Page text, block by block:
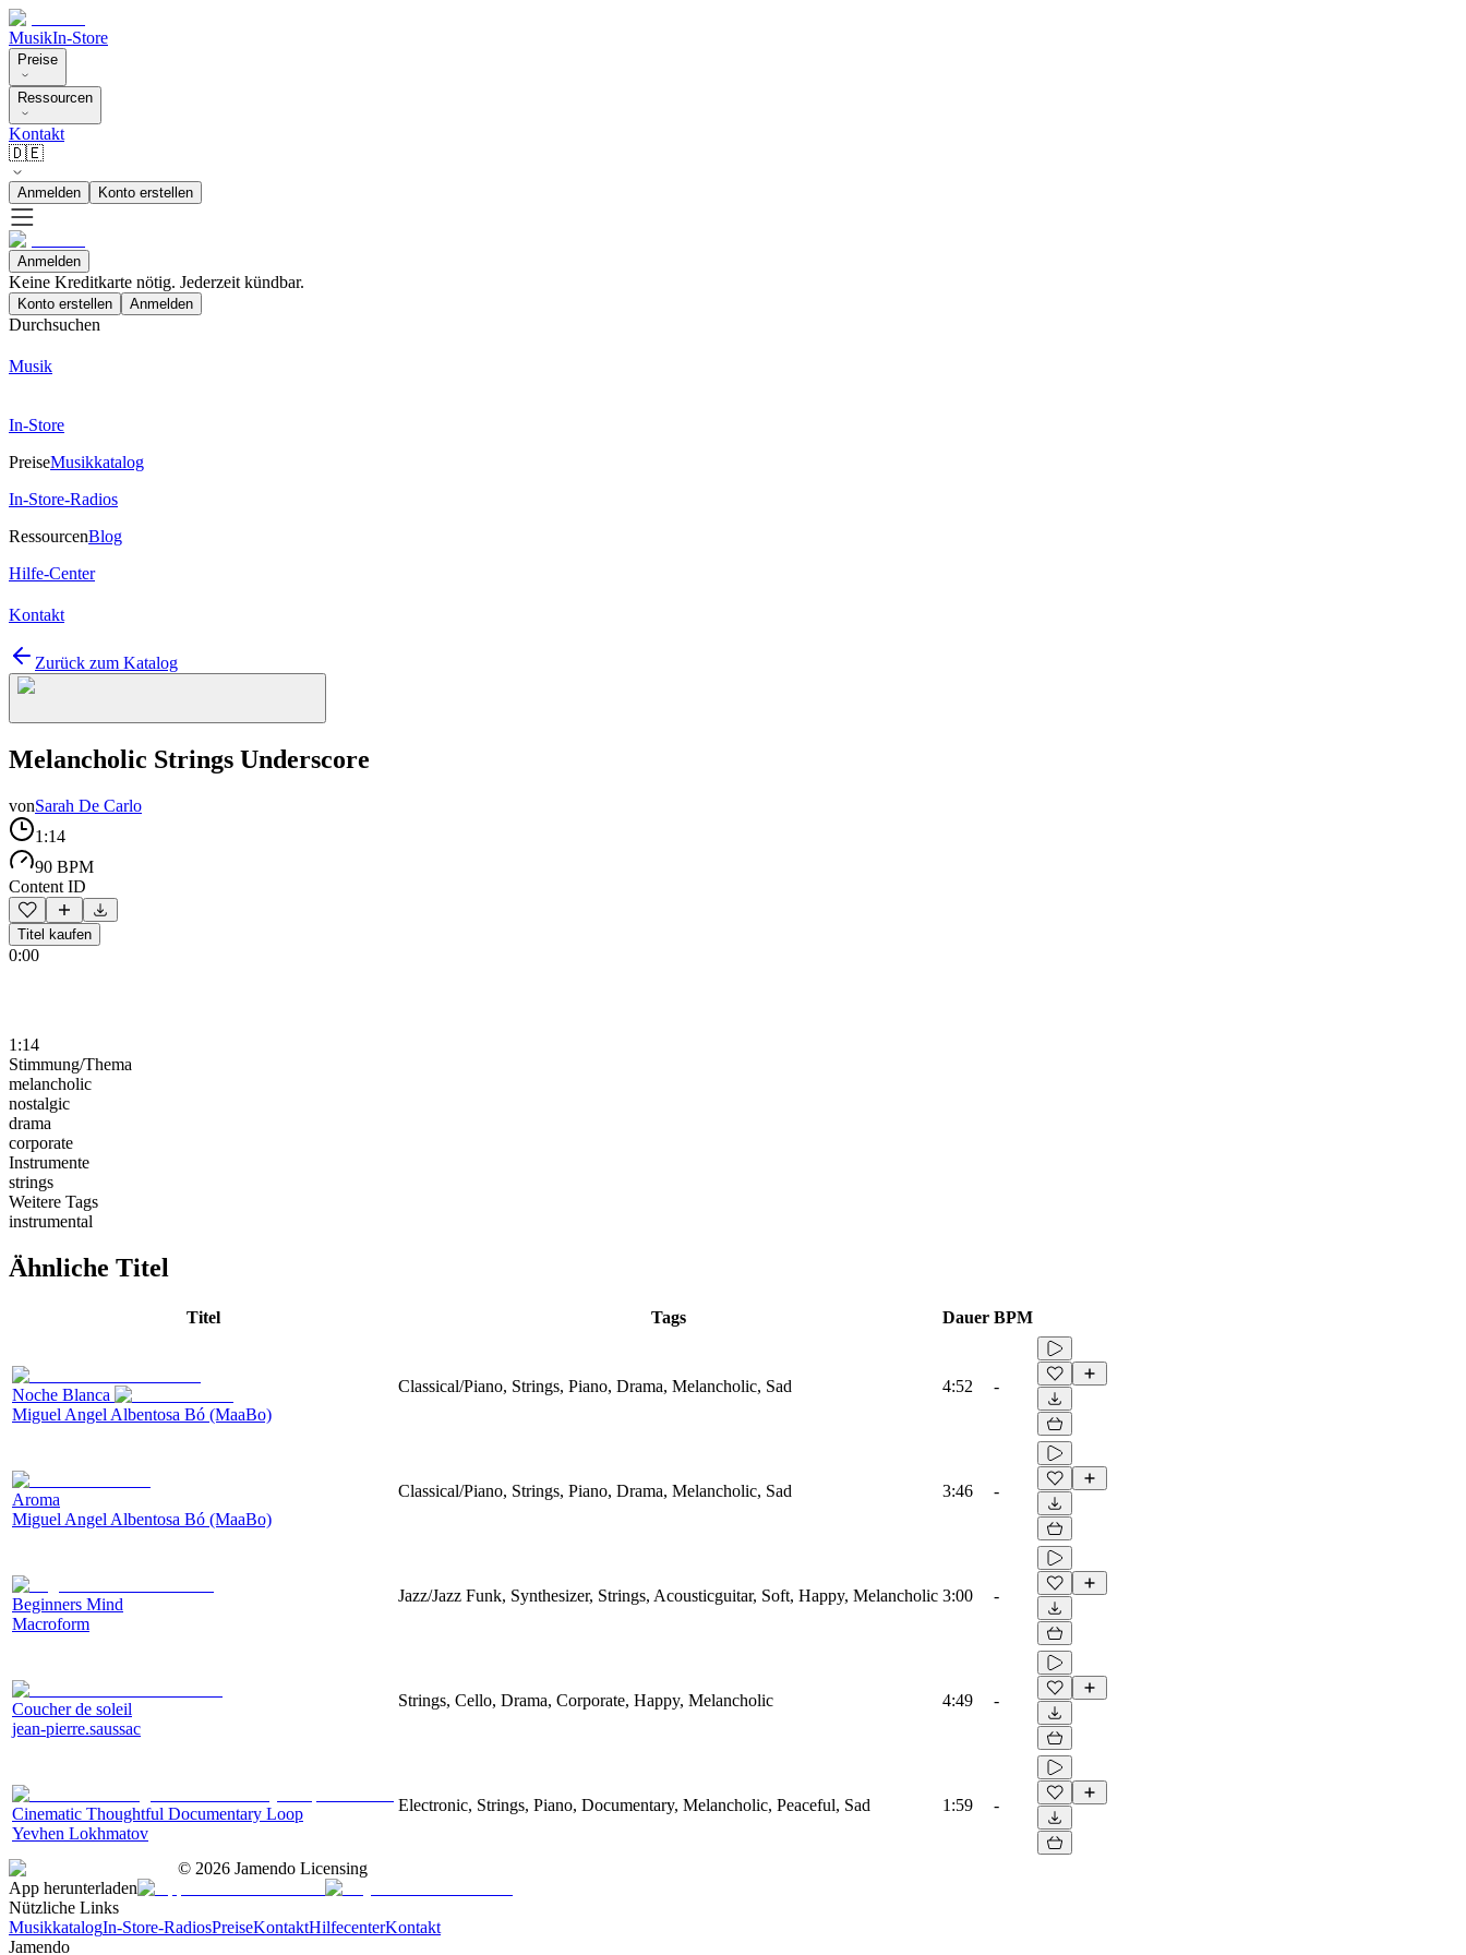
MusikIn-Store
Preise
Ressourcen
Kontakt
🇩🇪
Anmelden Konto erstellen
Anmelden
Keine Kreditkarte nötig. Jederzeit kündbar.
Konto erstellen Anmelden
Durchsuchen
Musik
In-Store
PreiseMusikkatalog
In-Store-Radios
RessourcenBlog
Hilfe-Center
Kontakt
Zurück zum Katalog
Melancholic Strings Underscore
vonSarah De Carlo
1:14
90 BPM
Content ID
Titel kaufen
0:00
1:14
Stimmung/Thema
melancholic
nostalgic
drama
corporate
Instrumente
strings
Weitere Tags
instrumental
Ähnliche Titel
Titel Tags Dauer BPM
Noche Blanca
Miguel Angel Albentosa Bó (MaaBo)
Classical/Piano, Strings, Piano, Drama, Melancholic, Sad 4:52 -
Aroma
Miguel Angel Albentosa Bó (MaaBo)
Classical/Piano, Strings, Piano, Drama, Melancholic, Sad 3:46 -
Beginners Mind
Macroform
Jazz/Jazz Funk, Synthesizer, Strings, Acousticguitar, Soft, Happy, Melancholic 3:00 -
Coucher de soleil
jean-pierre.saussac
Strings, Cello, Drama, Corporate, Happy, Melancholic 4:49 -
Cinematic Thoughtful Documentary Loop
Yevhen Lokhmatov
Electronic, Strings, Piano, Documentary, Melancholic, Peaceful, Sad 1:59 -
© 2026 Jamendo Licensing
App herunterladen
Nützliche Links
MusikkatalogIn-Store-RadiosPreiseKontaktHilfecenterKontakt
Jamendo